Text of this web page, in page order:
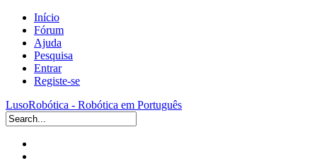
Início
Fórum
Ajuda
Pesquisa
Entrar
Registe-se
LusoRobótica - Robótica em Português